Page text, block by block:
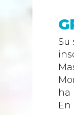
Su
ha
En